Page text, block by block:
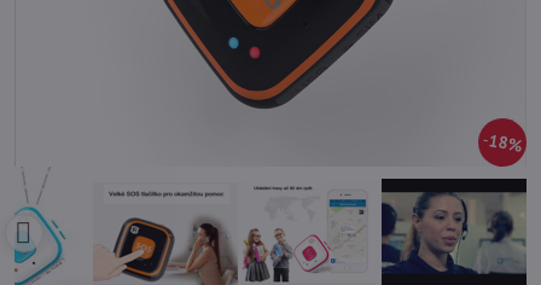
18%